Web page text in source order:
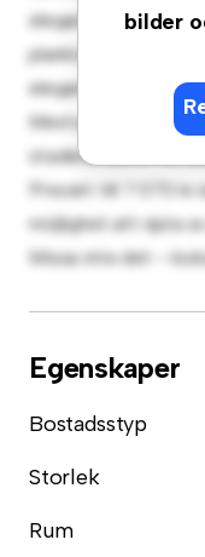
bilder
elegant och mysigt
planlösningen är
eleganta köket är
Med sitt utmärkta
stadens bästa
Prisvärt till 7 070 kr
möjlighet att njuta
Missa inte det –
Egenskaper
Bostadsstyp
Storlek
Rum